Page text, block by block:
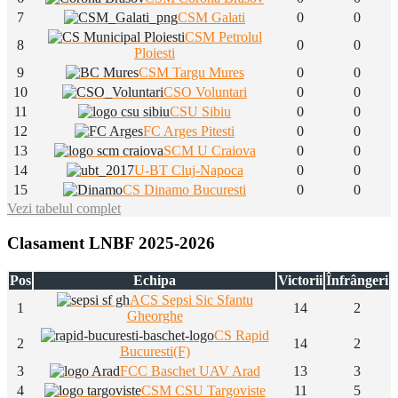
7
CSM Galati 0
0
8
CSM Petrolul
Ploiesti
0
0
9
CSM Targu Mures 0
0
10
CSO Voluntari 0
0
11
CSU Sibiu 0
0
12
FC Arges Pitesti 0
0
13
SCM U Craiova 0
0
14
U-BT Cluj-Napoca 0
0
15
CS Dinamo Bucuresti 0
0
Vezi tabelul complet
Clasament LNBF 2025-2026
Pos Echipa Victorii Înfrângeri
1
ACS Sepsi Sic Sfantu
Gheorghe
14 2
2
CS Rapid
Bucuresti(F)
14
2
3
FCC Baschet UAV Arad 13
3
4
CSM CSU Targoviste 11 5